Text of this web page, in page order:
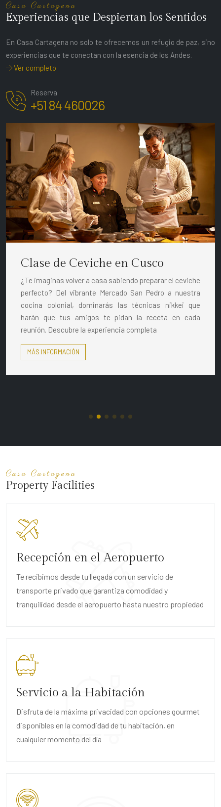
Casa Cartagena
Experiencias que Despiertan los Sentidos
En Casa Cartagena no solo te ofrecemos un refugio de paz, sino
experiencias que te conectan con la esencia de los Andes.
Ver completo
Reserva
+51 84 460026
Clase de Ceviche en Cusco
¿Te imaginas volver a casa sabiendo preparar el ceviche
perfecto? Del vibrante Mercado San Pedro a nuestra
cocina colonial, dominarás las técnicas nikkei que
harán que tus amigos te pidan la receta en cada
reunión. Descubre la experiencia completa
MÁS INFORMACIÓN
Casa Cartagena
Property Facilities
Recepción en el Aeropuerto
Te recibimos desde tu llegada con un servicio de
transporte privado que garantiza comodidad y
tranquilidad desde el aeropuerto hasta nuestro propiedad
Servicio a la Habitación
Disfruta de la máxima privacidad con opciones gourmet
disponibles en la comodidad de tu habitación, en
cualquier momento del día